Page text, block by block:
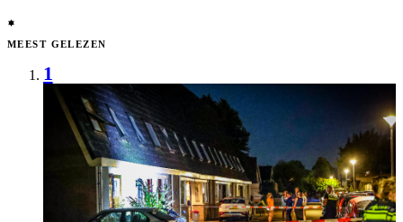
MEEST GELEZEN
1